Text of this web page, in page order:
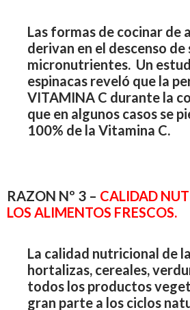
Las formas de cocinar de
derivan en el descenso
micronutrientes. Un
espinacas reveló que la
VITAMINA C durante la
que en algunos casos se
100% de la Vitamina C.
RAZON Nº 3 – CALIDAD
LOS ALIMENTOS FRESCOS.
La calidad nutricional de
hortalizas, cereales,
todos los productos
gran parte a los ciclos